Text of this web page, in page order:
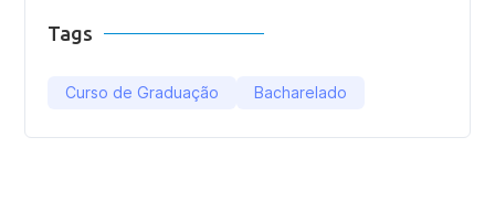
Tags
Curso de Graduação Bacharelado